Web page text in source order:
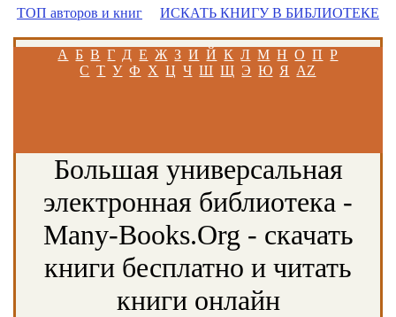
ТОП авторов и книг ИСКАТЬ КНИГУ В БИБЛИОТЕКЕ
А Б В Г Д Е Ж З И Й К Л М Н О П Р
С Т У Ф Х Ц Ч Ш Щ Э Ю Я AZ
Большая универсальная
электронная библиотека -
Many-Books.Org - скачать
книги бесплатно и читать
книги онлайн